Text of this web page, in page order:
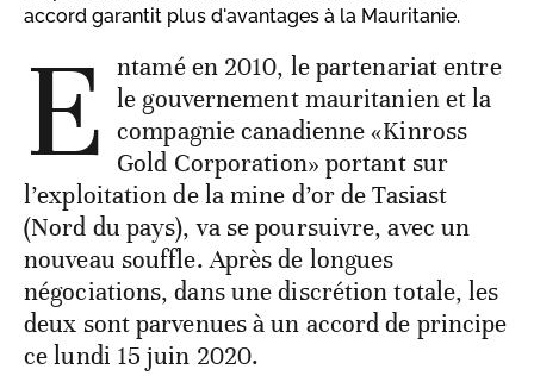
accord garantit plus d'avantages à la Mauritanie.
E ntamé en 2010, le partenariat entre
le gouvernement mauritanien et la
compagnie canadienne «Kinross
Gold Corporation» portant sur
l’exploitation de la mine d’or de Tasiast
(Nord du pays), va se poursuivre, avec un
nouveau souffle. Après de longues
négociations, dans une discrétion totale, les
deux sont parvenues à un accord de principe
ce lundi 15 juin 2020.